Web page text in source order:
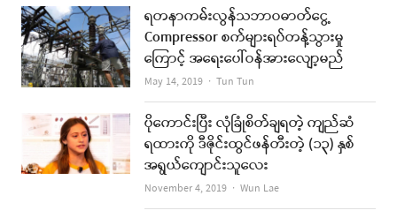
ရတနာကမ်းလွန်သဘာဝဓာတ်ငွေ့
Compressor စက်များရပ်တန့်သွားမှု
ကြောင့် အရေးပေါ်ဝန်အားလျော့မည်
May 14, 2019 Author
Tun Tun
ပိုကောင်းပြီး လုံခြုံစိတ်ချရတဲ့ ကျည်ဆံ
ရထားကို ဒီဇိုင်းထွင်ဖန်တီးတဲ့ (၁၃) နှစ်
အရွယ်ကျောင်းသူလေး
November 4, 2019 Author
Wun Lae